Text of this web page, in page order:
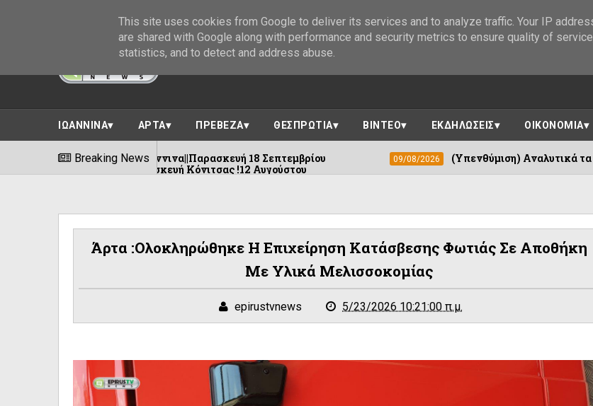
ΙΩΑΝΝΙΝΑ ΑΡΤΑ ΠΡΕΒΕΖΑ ΘΕΣΠΡΩΤΙΑ ΒΙΝΤΕΟ ΕΚΔΗΛΩΣΕΙΣ ΟΙΚΟΝΟΜΙΑ
Breaking News
Ιωάννινα||Παρασκευή 18 Σεπτεμβρίου 09/08/2026
(Υπενθύμιση) Αναλυτικά τα δρομολόγια
-Αγία Παρασκευή Κόνιτσας !12 Αυγούστου
Άρτα :Ολοκληρώθηκε Η Επιχείρηση Κατάσβεσης Φωτιάς Σε Αποθήκη
Με Υλικά Μελισσοκομίας
epirustvnews 5/23/2026 10:21:00 π.μ.
This site uses cookies from Google to deliver its services and to analyze traffic. Your IP
are shared with Google along with performance and security metrics to ensure quality of
statistics, and to detect and address abuse.